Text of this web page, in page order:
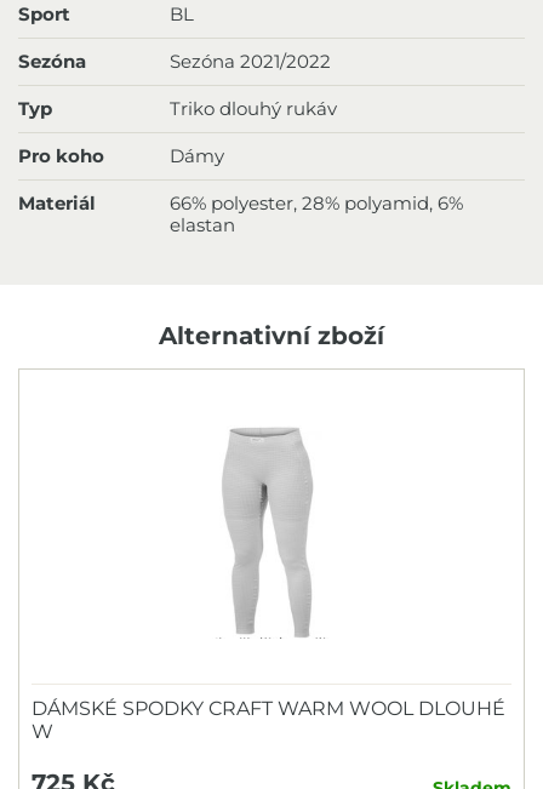
Sport BL
Sezóna Sezóna 2021/2022
Typ Triko dlouhý rukáv
Pro koho Dámy
Materiál
66% polyester, 28% polyamid, 6%
elastan
Alternativní zboží
DÁMSKÉ SPODKY CRAFT WARM WOOL DLOUHÉ
W
725 Kč